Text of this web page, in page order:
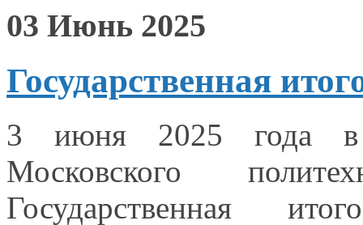
03 Июнь 2025
Государственная
3 июня 2025 года
Московского
Государственная